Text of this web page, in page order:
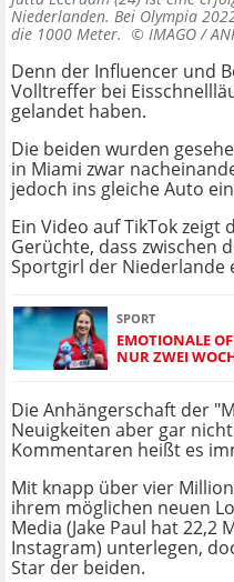
Niederlanden. Bei Olympia
die 1000 Meter. © IMAGO /
Denn der Influencer und
Volltreffer bei
gelandet haben.
Die beiden wurden
in Miami zwar
jedoch ins gleiche Auto
Ein Video auf TikTok zeigt
Gerüchte, dass zwischen
Sportgirl der Niederlande
SPORT
EMOTIONALE
NUR ZWEI
Die Anhängerschaft der
Neuigkeiten aber gar
Kommentaren heißt es
Mit knapp über vier
ihrem möglichen neuen
Media (Jake Paul hat 22,2
Instagram) unterlegen,
Star der beiden.